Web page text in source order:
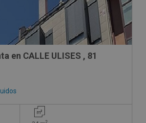
en CALLE ULISES , 81